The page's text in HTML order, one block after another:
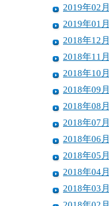
2019年02月
2019年01月
2018年12月
2018年11月
2018年10月
2018年09月
2018年08月
2018年07月
2018年06月
2018年05月
2018年04月
2018年03月